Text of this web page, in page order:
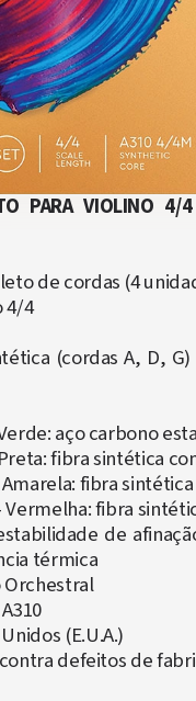
PARA VIOLINO 4/
de cordas (4
4/4
(cordas A, D,
aço carbono
fibra sintética
Amarela: fibra
Vermelha: fibra
de
térmica
Orchestral
(E.U.A.)
defeitos de